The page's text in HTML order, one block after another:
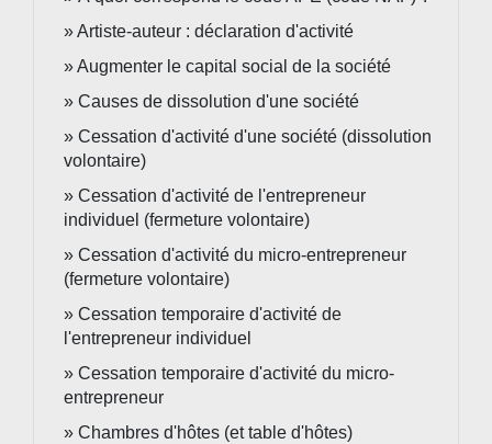
Artiste-auteur : déclaration d'activité
Augmenter le capital social de la société
Causes de dissolution d'une société
Cessation d'activité d'une société (dissolution
volontaire)
Cessation d'activité de l'entrepreneur
individuel (fermeture volontaire)
Cessation d'activité du micro-entrepreneur
(fermeture volontaire)
Cessation temporaire d'activité de
l'entrepreneur individuel
Cessation temporaire d'activité du micro-
entrepreneur
Chambres d'hôtes (et table d'hôtes)